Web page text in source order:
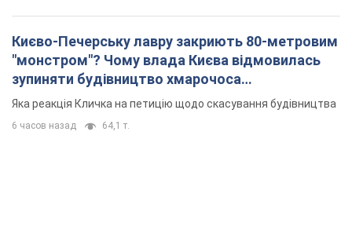
Києво-Печерську лавру закриють 80-метровим
"монстром"? Чому влада Києва відмовилась
зупиняти будівництво хмарочоса
"московського вірянина"
Яка реакція Кличка на петицію щодо скасування будівництва
6 часов назад 64,1 т.